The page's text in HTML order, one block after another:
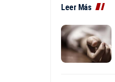
Leer Más